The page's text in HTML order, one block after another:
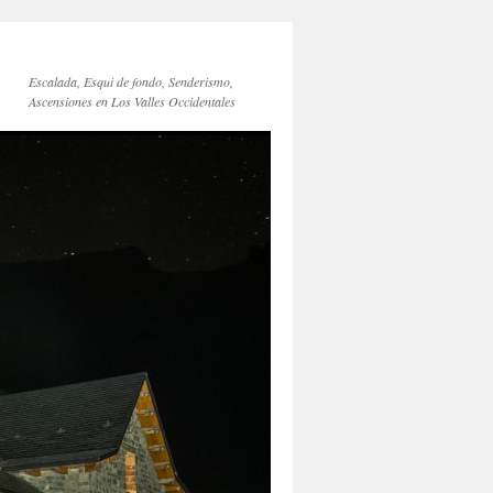
Escalada, Esqui de fondo, Senderismo,
Ascensiones en Los Valles Occidentales